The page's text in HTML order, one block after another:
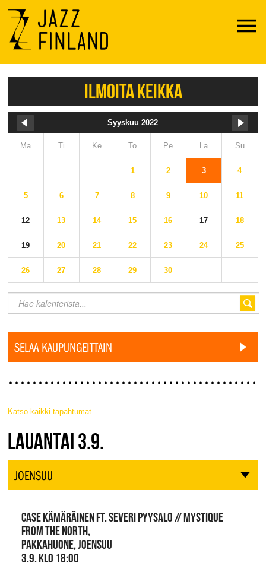
Menu
ILMOITA KEIKKA
Syyskuu 2022
Ma Ti Ke To Pe La Su
1 2 3 4
5 6 7 8 9 10 11
12 13 14 15 16 17 18
19 20 21 22 23 24 25
26 27 28 29 30
SELAA KAUPUNGEITTAIN
Katso kaikki tapahtumat
JAZZ FINLAND LIVE
LAUANTAI 3.9.
JOENSUU
CASE KÄMÄRÄINEN FT. SEVERI PYYSALO // MYSTIQUE
FROM THE NORTH,
PAKKAHUONE, JOENSUU
3.9. KLO 18:00